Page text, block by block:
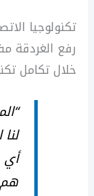
تكنولوجيا
رفع الغردقة
خلال تكامل
أي
هم